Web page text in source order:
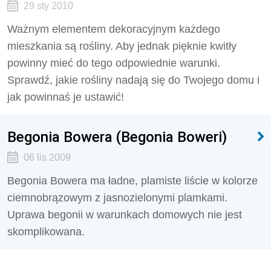
29 sty 2010
Ważnym elementem dekoracyjnym każdego
mieszkania są rośliny. Aby jednak pięknie kwitły
powinny mieć do tego odpowiednie warunki.
Sprawdź, jakie rośliny nadają się do Twojego domu i
jak powinnaś je ustawić!
Begonia Bowera (Begonia Boweri)
06 lis 2009
Begonia Bowera ma ładne, plamiste liście w kolorze
ciemnobrązowym z jasnozielonymi plamkami.
Uprawa begonii w warunkach domowych nie jest
skomplikowana.